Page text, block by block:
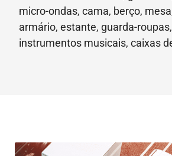
micro-ondas, cama, berço,
armário, estante, guarda-
instrumentos musicais, caixas